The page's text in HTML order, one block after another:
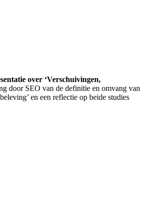
over ‘Verschuivingen,
door SEO van de definitie en omvang van
en een reflectie op beide studies